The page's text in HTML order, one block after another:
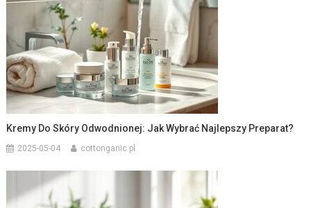
Kremy Do Skóry Odwodnionej: Jak Wybrać Najlepszy Preparat?
2025-05-04 cottonganic.pl